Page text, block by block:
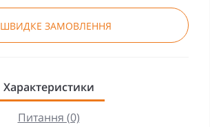
ШВИДКЕ ЗАМОВЛЕННЯ
Характеристики
Питання (0)